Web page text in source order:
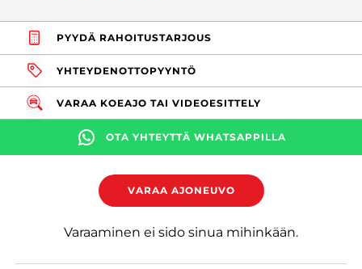
PYYDÄ RAHOITUSTARJOUS
YHTEYDENOTTOPYYNTÖ
VARAA KOEAJO TAI VIDEOESITTELY
OTA YHTEYTTÄ WHATSAPPILLA
VARAA AJONEUVO
Varaaminen ei sido sinua mihinkään.